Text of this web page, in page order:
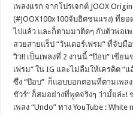
เพลงแรก จากโปรเจกต์ JOOX
(#JOOX100x100จับฮิตชนแรง) ที่ย
ไปแล้ว และก็ตามมาติดๆ กับตัวพ่อเ
สวยสายแร็ป “วันเดอร์เฟรม” ที่จับมื
วิว!! เป็นเพลงที่ 2 งานนี้ “ป๊อบ” เขีย
เฟรม” ใน IG และไม่ลืมให้เครดิต “
ซึ่ง “ป๊อบ” ก็แอบบอกตอนที่ตามเพล
ชัวร์” ก็สมอย่างที่พูดจริงๆ ว่ามั้ยล่ะ!
เพลง “Undo” ทาง YouTube :